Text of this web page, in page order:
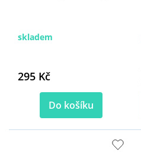
skladem
295 Kč
Do košíku